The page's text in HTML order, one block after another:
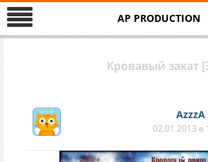
AP PRODUCTION
Кровавый закат
AzzzA
02.01.2013 в